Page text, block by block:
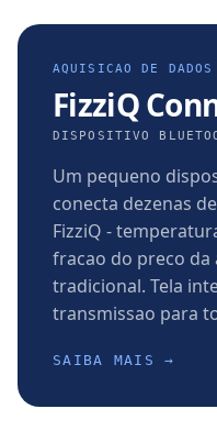
AQUISICAO DE
FizziQ
DISPOSITIVO
Um pequeno
conecta dezenas
FizziQ -
fracao do preco da
tradicional. Tela
transmissao para
SAIBA MAIS →